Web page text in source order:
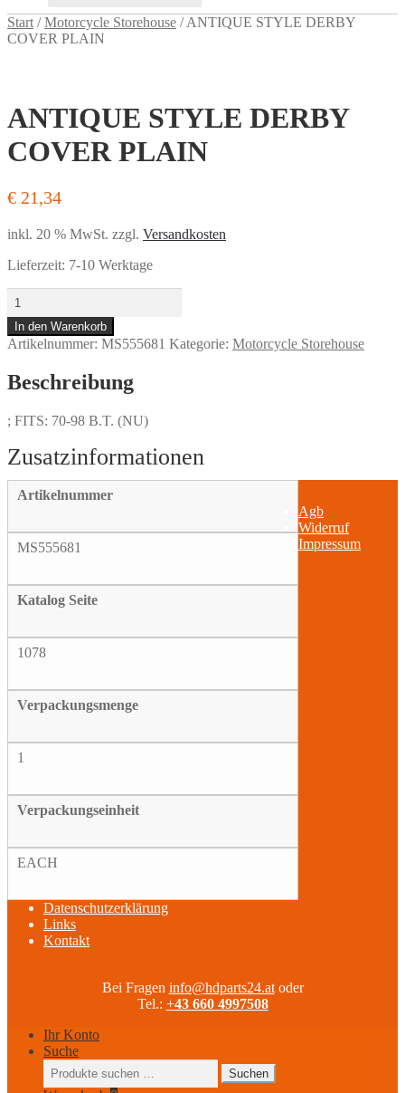
Start/Motorcycle Storehouse /ANTIQUE STYLE DERBY
COVER PLAIN
ANTIQUE STYLE DERBY
COVER PLAIN
€ 21,34
inkl. 20 % MwSt. zzgl. Versandkosten
Lieferzeit: 7-10 Werktage
ANTIQUE
STYLE
DERBY
COVER
Menge
In den Warenkorb
Artikelnummer: MS555681 Kategorie: Motorcycle Storehouse
Beschreibung
; FITS: 70-98 B.T. (NU)
Artikelnummer
MS555681
Katalog Seite
1078
Verpackungsmenge
1
Verpackungseinheit
EACH
Agb
Widerruf
Impressum
Datenschutzerklärung
Links
Kontakt
Bei Fragen info@hdparts24.atoder
Tel.: +43 660 4997508
Ihr Konto
Suche
Suchen
nach:
Suchen